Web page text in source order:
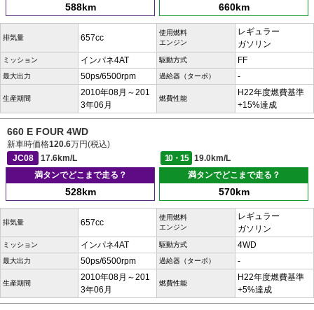
588km 660km
排気量 657cc
使用燃料
エンジン
レギュラー
ガソリン
ミッション インパネ4AT 駆動方式 FF
最大出力 50ps/6500rpm 過給器（ターボ） -
生産期間
2010年08月～201
3年06月
燃費性能
H22年度燃費基準
+15%達成
660 E FOUR 4WD
新車時価格120.6万円(税込)
JC08
17.6km/L 10・15
19.0km/L
満タンでどこまで走る？
528km
満タンでどこまで走る？
570km
排気量 657cc
使用燃料
エンジン
レギュラー
ガソリン
ミッション インパネ4AT 駆動方式 4WD
最大出力 50ps/6500rpm 過給器（ターボ） -
生産期間
2010年08月～201
3年06月
燃費性能
H22年度燃費基準
+5%達成